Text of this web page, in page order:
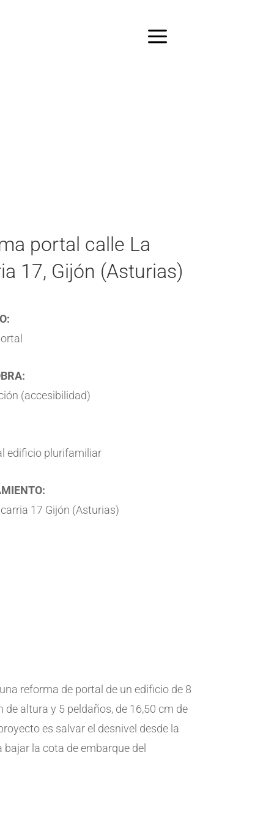
portal calle La
17, Gijón (Asturias)
(accesibilidad)
edificio plurifamiliar
17 Gijón (Asturias)
reforma de portal de un edificio de 8
altura y 5 peldaños, de 16,50 cm de
es salvar el desnivel desde la
la cota de embarque del